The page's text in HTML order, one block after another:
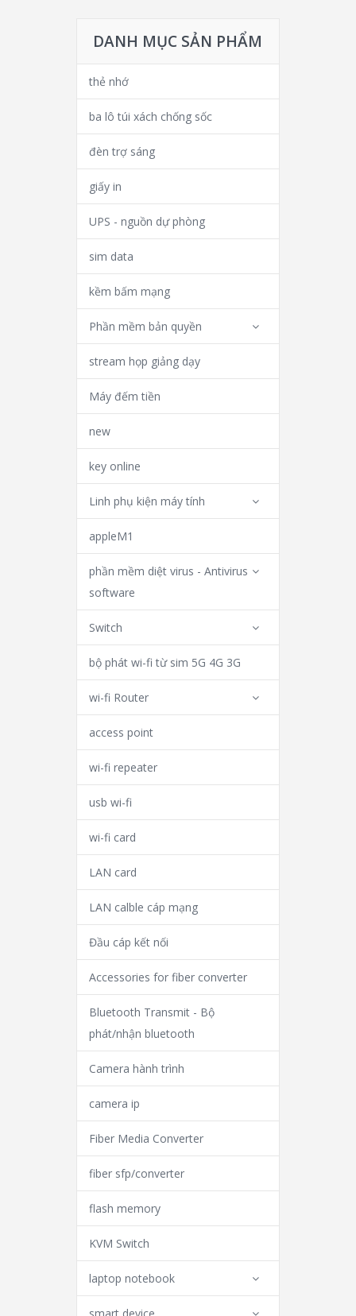
DANH MỤC SẢN PHẨM
thẻ nhớ
ba lô túi xách chống sốc
đèn trợ sáng
giấy in
UPS - nguồn dự phòng
sim data
kềm bấm mạng
Phần mềm bản quyền
stream họp giảng dạy
Máy đếm tiền
new
key online
Linh phụ kiện máy tính
appleM1
phần mềm diệt virus - Antivirus
software
Switch
bộ phát wi-fi từ sim 5G 4G 3G
wi-fi Router
access point
wi-fi repeater
usb wi-fi
wi-fi card
LAN card
LAN calble cáp mạng
Đầu cáp kết nối
Accessories for fiber converter
Bluetooth Transmit - Bộ
phát/nhận bluetooth
Camera hành trình
camera ip
Fiber Media Converter
fiber sfp/converter
flash memory
KVM Switch
laptop notebook